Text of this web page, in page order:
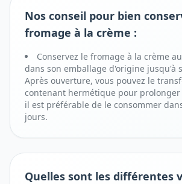
Nos conseil pour bien
fromage à la crème :
Conservez le fromage à la crème
dans son emballage d'origine jusqu'à
Après ouverture, vous pouvez le
contenant hermétique pour prolonger
il est préférable de le consommer
jours.
Quelles sont les différentes